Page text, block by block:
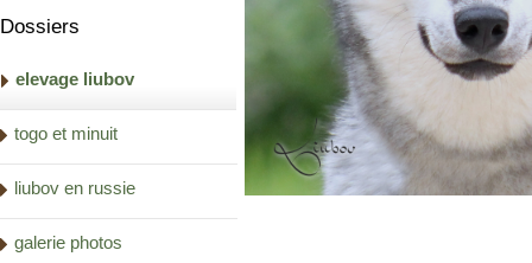
Dossiers
elevage liubov
togo et minuit
liubov en russie
galerie photos